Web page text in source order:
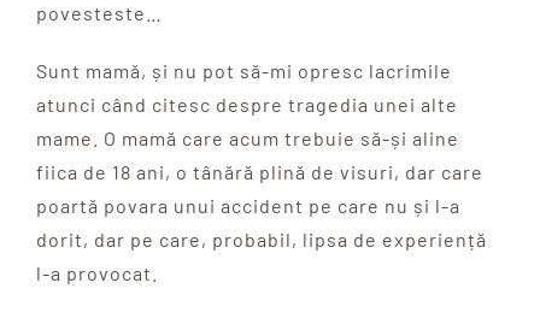
povesteste…
Sunt mamă, și nu pot să-mi opresc lacrimile
atunci când citesc despre tragedia unei alte
mame. O mamă care acum trebuie să-și aline
fiica de 18 ani, o tânără plină de visuri, dar care
poartă povara unui accident pe care nu și l-a
dorit, dar pe care, probabil, lipsa de experiență
l-a provocat.